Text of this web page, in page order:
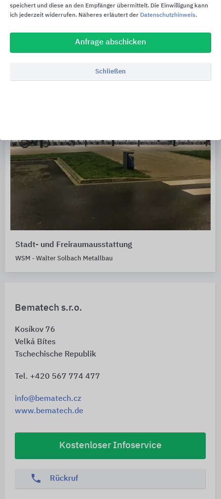
Bematech s.r.o.
Kosíkov 76
Velká Bítes
Tschechische Republik
Tel. +420 567 774 477
info@bematech.cz
www.bematech.de
Kostenloser Infoservice
phone Rückruf
Stadt- und Freiraumausstattung
WSM - Walter Solbach Metallbau
speichert und diese an den Empfänger übermittelt. Die Einwilligung kann
ich jederzeit widerrufen. Näheres erläutert der Datenschutzhinweis.
Anfrage abschicken
Schließen